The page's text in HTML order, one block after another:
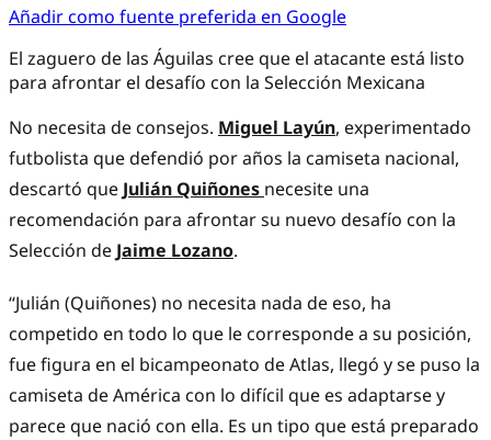
Añadir como fuente preferida en Google
El zaguero de las Águilas cree que el atacante está listo
para afrontar el desafío con la Selección Mexicana
No necesita de consejos. Miguel Layún, experimentado
futbolista que defendió por años la camiseta nacional,
descartó que Julián Quiñones necesite una
recomendación para afrontar su nuevo desafío con la
Selección de Jaime Lozano.
“Julián (Quiñones) no necesita nada de eso, ha
competido en todo lo que le corresponde a su posición,
fue figura en el bicampeonato de Atlas, llegó y se puso la
camiseta de América con lo difícil que es adaptarse y
parece que nació con ella. Es un tipo que está preparado